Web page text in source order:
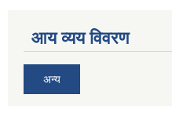
आय व्यय विवरण
अन्य